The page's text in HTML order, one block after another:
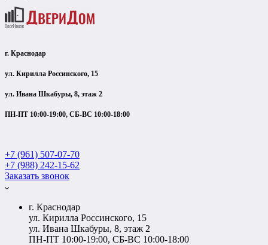
г. Краснодар
ул. Кирилла Россинского, 15
ул. Ивана Шкабуры, 8, этаж 2
ПН-ПТ 10:00-19:00, СБ-ВС 10:00-18:00
+7 (961) 507-07-70
+7 (988) 242-15-62
Заказать звонок
г. Краснодар
ул. Кирилла Россинского, 15
ул. Ивана Шкабуры, 8, этаж 2
ПН-ПТ 10:00-19:00, СБ-ВС 10:00-18:00